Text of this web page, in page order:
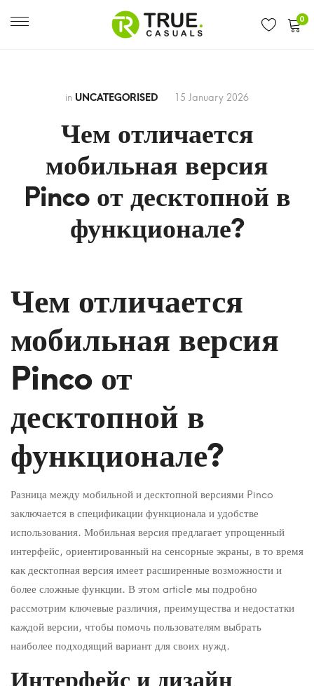
0
in UNCATEGORISED 15 January 2026
Чем отличается
мобильная версия
Pinco от десктопной в
функционале?
Чем
отличается
мобильная
версия
Pinco
от
десктопной
в
функционале?
15
January
2026
2026-
01-
Чем отличается
мобильная версия
Pinco от
десктопной в
функционале?
Разница между мобильной и десктопной версиями Pinco
заключается в спецификации функционала и удобстве
использования. Мобильная версия предлагает упрощенный
интерфейс, ориентированный на сенсорные экраны, в то время
как десктопная версия имеет расширенные возможности и
более сложные функции. В этом article мы подробно
рассмотрим ключевые различия, преимущества и недостатки
каждой версии, чтобы помочь пользователям выбрать
наиболее подходящий вариант для своих нужд.
Интерфейс и дизайн